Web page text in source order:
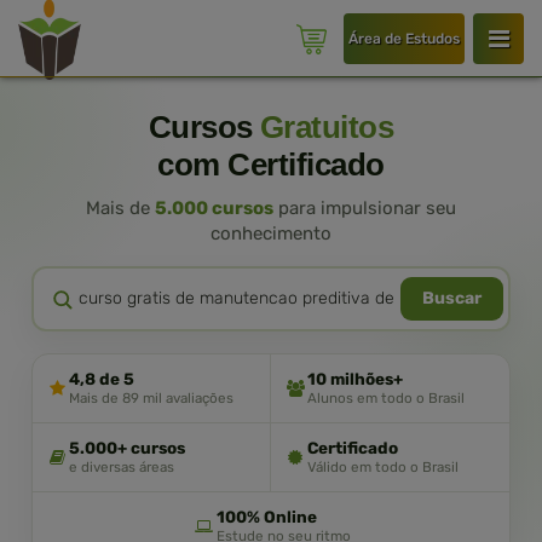
Área de Estudos
Cursos Gratuitos
com Certificado
Mais de 5.000 cursos para impulsionar seu
conhecimento
Buscar
4,8 de 5
Mais de 89 mil avaliações
10 milhões+
Alunos em todo o Brasil
5.000+ cursos
e diversas áreas
Certificado
Válido em todo o Brasil
100% Online
Estude no seu ritmo